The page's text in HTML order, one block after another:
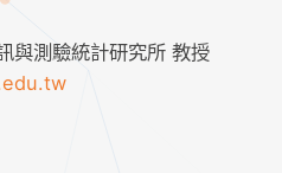
與測驗統計研究所 教授